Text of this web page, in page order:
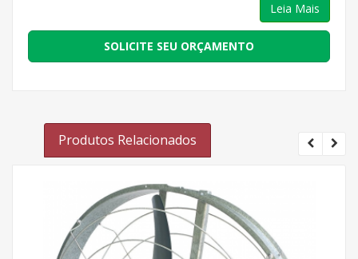
Leia Mais
SOLICITE SEU ORÇAMENTO
Produtos Relacionados